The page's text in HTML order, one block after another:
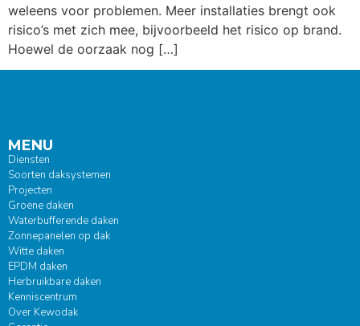
weleens voor problemen. Meer installaties brengt ook
risico’s met zich mee, bijvoorbeeld het risico op brand.
Hoewel de oorzaak nog […]
MENU
Diensten
Soorten daksystemen
Projecten
Groene daken
Waterbufferende daken
Zonnepanelen op dak
Witte daken
EPDM daken
Herbruikbare daken
Kenniscentrum
Over Kewodak